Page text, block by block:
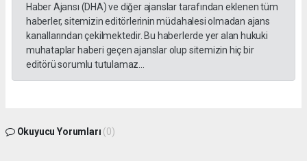
Haber Ajansı (DHA) ve diğer ajanslar tarafından eklenen tüm
haberler, sitemizin editörlerinin müdahalesi olmadan ajans
kanallarından çekilmektedir. Bu haberlerde yer alan hukuki
muhataplar haberi geçen ajanslar olup sitemizin hiç bir
editörü sorumlu tutulamaz...
Okuyucu Yorumları (0)